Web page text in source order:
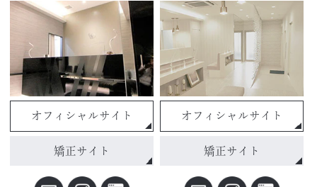
オフィシャルサイト
矯正サイト
オフィシャルサイト
矯正サイト